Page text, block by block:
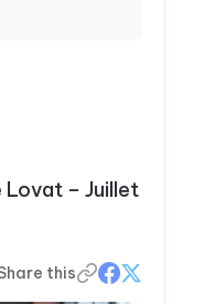
Lovat – Juillet
this